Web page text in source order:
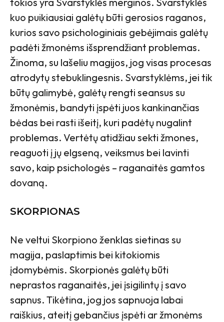
kuo puikiausiai galėtų būti gerosios raganos,
kurios savo psichologiniais gebėjimais galėtų
padėti žmonėms išsprendžiant problemas.
Žinoma, su lašeliu magijos, jog visas procesas
atrodytų stebuklingesnis. Svarstyklėms, jei tik
būtų galimybė, galėtų rengti seansus su
žmonėmis, bandyti įspėti juos kankinančias
bėdas bei rasti išeitį, kuri padėtų nugalint
problemas. Vertėtų atidžiau sekti žmones,
reaguoti į jų elgseną, veiksmus bei lavinti
savo, kaip psichologės – raganaitės gamtos
dovaną.
SKORPIONAS
Ne veltui Skorpiono ženklas sietinas su
magija, paslaptimis bei kitokiomis
įdomybėmis. Skorpionės galėtų būti
neprastos raganaitės, jei įsigilintų į savo
sapnus. Tikėtina, jog jos sapnuoja labai
raiškius, ateitį gebančius įspėti ar žmonėms